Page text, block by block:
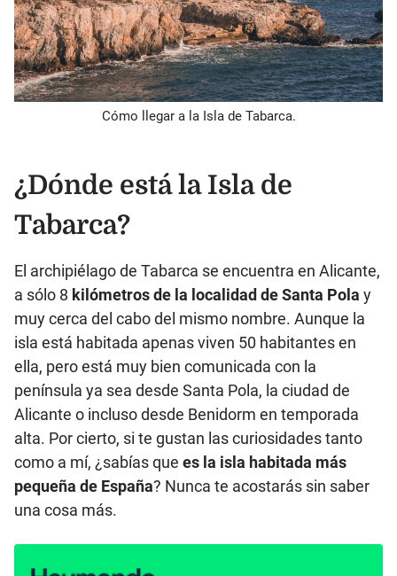
Cómo llegar a la Isla de Tabarca.
¿Dónde está la Isla de
Tabarca?
El archipiélago de Tabarca se encuentra en Alicante,
a sólo 8 kilómetros de la localidad de Santa Pola y
muy cerca del cabo del mismo nombre. Aunque la
isla está habitada apenas viven 50 habitantes en
ella, pero está muy bien comunicada con la
península ya sea desde Santa Pola, la ciudad de
Alicante o incluso desde Benidorm en temporada
alta. Por cierto, si te gustan las curiosidades tanto
como a mí, ¿sabías que es la isla habitada más
pequeña de España? Nunca te acostarás sin saber
una cosa más.